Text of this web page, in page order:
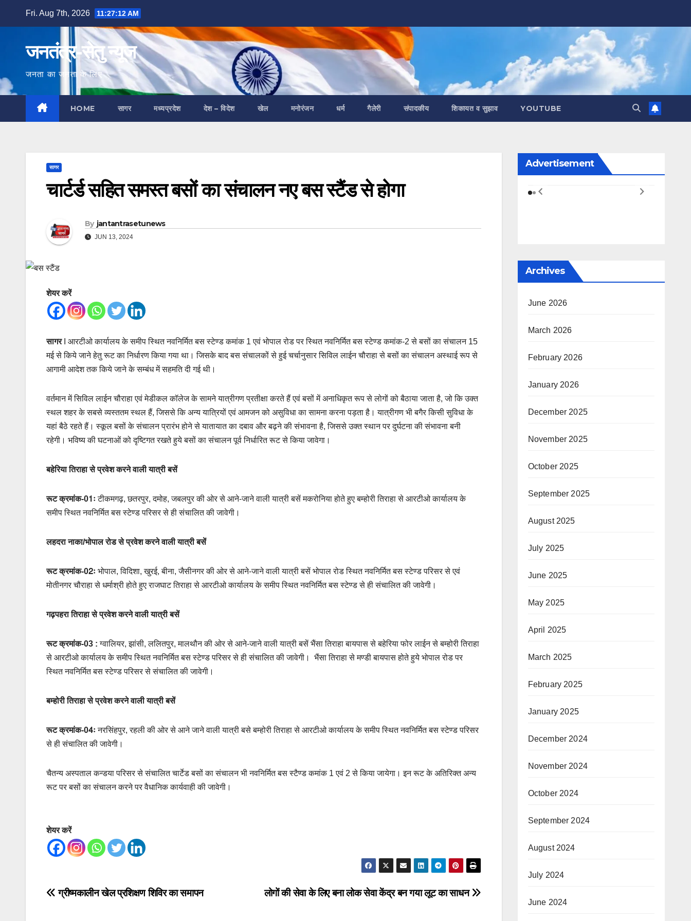
Fri. Aug 7th, 2026 11:27:13 AM
जनतंत्र-सेतु न्यूज
जनता का जनता के लिए
HOME सागर मध्यप्रदेश देश – विदेश खेल मनोरंजन धर्म गैलेरी संपादकीय शिकायत व सुझाव YOUTUBE
सागर
चार्टर्ड सहित समस्त बसों का संचालन नए बस स्टैंड से होगा
By jantantrasetunews
JUN 13, 2024
शेयर करें
सागर
I आरटीओ कार्यालय के समीप स्थित नवनिर्मित बस स्टेण्ड कमांक 1 एवं भोपाल रोड पर स्थित नवनिर्मित बस स्टेण्ड कमांक-2 से बसों का संचालन 15
मई से किये जाने हेतु रूट का निर्धारण किया गया था। जिसके बाद बस संचालकों से हुई चर्चानुसार सिविल लाईन चौराहा से बसों का संचालन अस्थाई रूप से
आगामी आदेश तक किये जाने के सम्बंध में सहमति दी गई थी।
वर्तमान में सिविल लाईन चौराहा एवं मेडीकल कॉलेज के सामने यात्रीगण प्रतीक्षा करते हैं एवं बसों में अनाधिकृत रूप से लोगों को बैठाया जाता है, जो कि उक्त
स्थल शहर के सबसे व्यस्ततम स्थल हैं, जिससे कि अन्य यात्रियों एवं आमजन को असुविधा का सामना करना पड़ता है। यात्रीगण भी बगैर किसी सुविधा के
यहां बैठे रहते हैं। स्कूल बसों के संचालन प्रारंभ होने से यातायात का दबाव और बढ़ने की संभावना है, जिससे उक्त स्थान पर दुर्घटना की संभावना बनी
रहेगी। भविष्य की घटनाओं को दृष्टिगत रखते हुये बसों का संचालन पूर्व निर्धारित रूट से किया जावेगा।
बहेरिया तिराहा से प्रवेश करने वाली यात्री बसें
रूट क्रमांक-01ःटीकमगढ़, छतरपुर, दमोह, जबलपुर की ओर से आने-जाने वाली यात्री बसें मकरोनिया होते हुए बम्होरी तिराहा से आरटीओ कार्यालय के
समीप स्थित नवनिर्मित बस स्टेण्ड परिसर से ही संचालित की जावेगी।
लहदरा नाका/भोपाल रोड से प्रवेश करने वाली यात्री बसें
रूट क्रमांक-02ः भोपाल, विदिशा, खुरई, बीना, जैसीनगर की ओर से आने-जाने वाली यात्री बसें भोपाल रोड स्थित नवनिर्मित बस स्टेण्ड परिसर से एवं
मोतीनगर चौराहा से धर्माश्री होते हुए राजघाट तिराहा से आरटीओ कार्यालय के समीप स्थित नवनिर्मित बस स्टेण्ड से ही संचालित की जावेगी।
गढ़पहरा तिराहा से प्रवेश करने वाली यात्री बसें
रूट क्रमांक-03 : ग्वालियर, झांसी, ललितपुर, मालथौन की ओर से आने-जाने वाली यात्री बसें भैंसा तिराहा बायपास से बहेरिया फोर लाईन से बम्होरी तिराहा
से आरटीओ कार्यालय के समीप स्थित नवनिर्मित बस स्टेण्ड परिसर से ही संचालित की जावेगी। भैंसा तिराहा से मण्डी बायपास होते हुये भोपाल रोड पर
स्थित नवनिर्मित बस स्टेण्ड परिसर से संचालित की जावेगी।
बम्होरी तिराहा से प्रवेश करने वाली यात्री बसें
रूट क्रमांक-04ःनरसिंहपुर, रहली की ओर से आने जाने वाली यात्री बसे बम्होरी तिराहा से आरटीओ कार्यालय के समीप स्थित नवनिर्मित बस स्टेण्ड परिसर
से ही संचालित की जावेगी।
चैतन्य अस्पताल कन्डया परिसर से संचालित चार्टेड बसों का संचालन भी नवनिर्मित बस स्टैण्ड कमांक 1 एवं 2 से किया जायेगा। इन रूट के अतिरिक्त अन्य
रूट पर बसों का संचालन करने पर वैधानिक कार्यवाही की जावेगी।
शेयर करें
Post
लोगों की सेवा के लिए बना लोक सेवा केंद्र बन गया लूट का साधन
ग्रीष्मकालीन खेल प्रशिक्षण शिविर का समापन
Advertisement
Archives
June 2026
March 2026
February 2026
January 2026
December 2025
November 2025
October 2025
September 2025
August 2025
July 2025
June 2025
May 2025
April 2025
March 2025
February 2025
January 2025
December 2024
November 2024
October 2024
September 2024
August 2024
July 2024
June 2024